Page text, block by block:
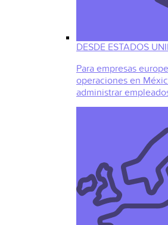
DESDE ESTADOS
Para empresas
operaciones en
administrar